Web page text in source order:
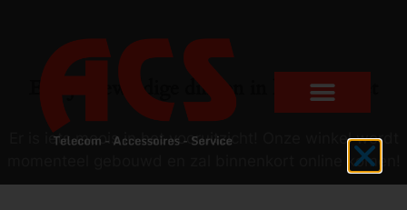
Er zijn geweldige dingen in het verschiet
Er is iets moois in het vooruitzicht! Onze winkel wordt
momenteel gebouwd en zal binnenkort online komen!